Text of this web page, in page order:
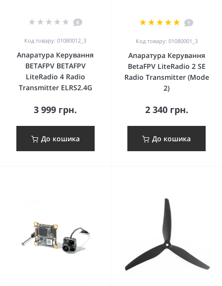
0
Код товару: 01080012_3
Апаратура Керування
BETAFPV BETAFPV
LiteRadio 4 Radio
Transmitter ELRS2.4G
3 999 грн.
До кошика
1
Код товару: 01080001_3
Апаратура Керування
BetaFPV LiteRadio 2 SE
Radio Transmitter (Mode
2)
2 340 грн.
До кошика